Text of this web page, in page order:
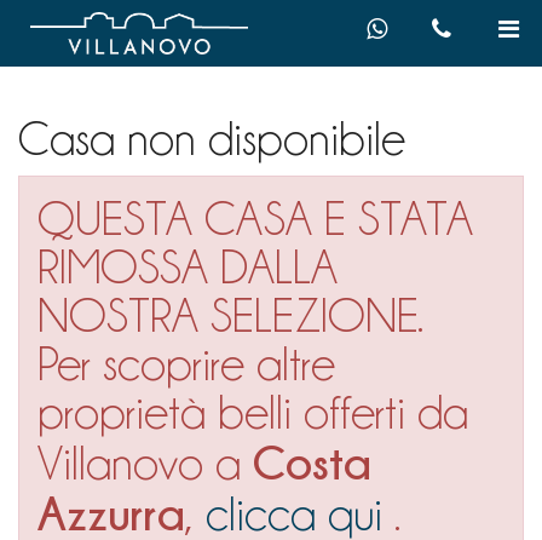
Casa non disponibile
QUESTA CASA E STATA
RIMOSSA DALLA
NOSTRA SELEZIONE.
Per scoprire altre
proprietà belli offerti da
Villanovo a Costa
Azzurra, clicca qui .